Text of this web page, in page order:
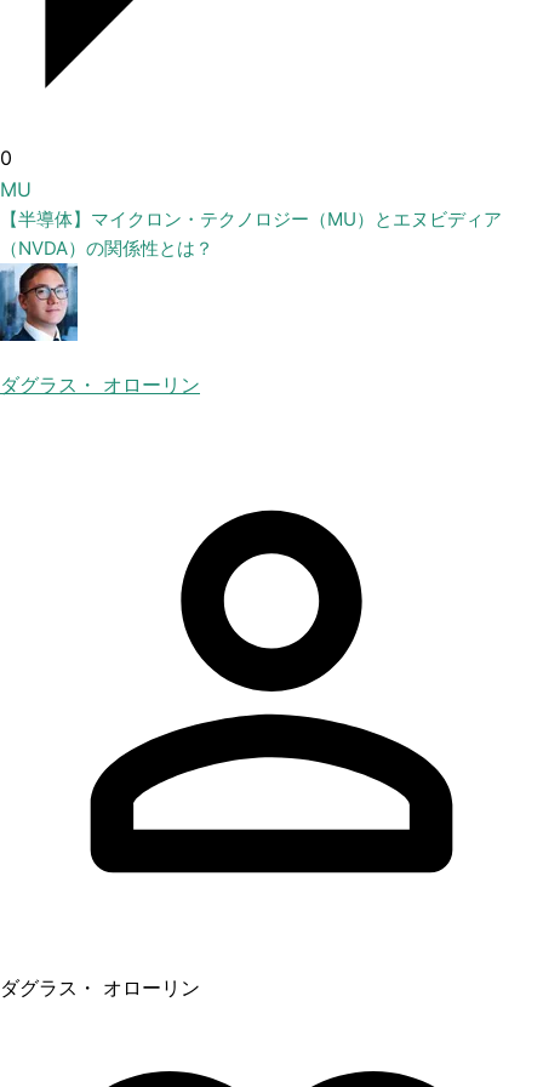
0
MU
【半導体】マイクロン・テクノロジー（MU）とエヌビディア
（NVDA）の関係性とは？
ダグラス・ オローリン
ダグラス・ オローリン